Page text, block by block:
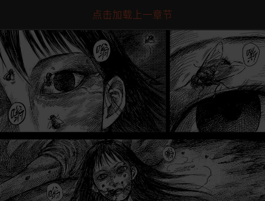
点击加载上一章节